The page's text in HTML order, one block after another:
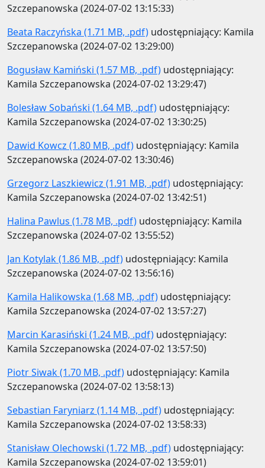
Szczepanowska (2024-07-02 13:15:33)
Beata Raczyńska (1.71 MB, .pdf) udostępniający: Kamila
Szczepanowska (2024-07-02 13:29:00)
Bogusław Kamiński (1.57 MB, .pdf) udostępniający:
Kamila Szczepanowska (2024-07-02 13:29:47)
Bolesław Sobański (1.64 MB, .pdf) udostępniający:
Kamila Szczepanowska (2024-07-02 13:30:25)
Dawid Kowcz (1.80 MB, .pdf) udostępniający: Kamila
Szczepanowska (2024-07-02 13:30:46)
Grzegorz Laszkiewicz (1.91 MB, .pdf) udostępniający:
Kamila Szczepanowska (2024-07-02 13:42:51)
Halina Pawlus (1.78 MB, .pdf) udostępniający: Kamila
Szczepanowska (2024-07-02 13:55:52)
Jan Kotylak (1.86 MB, .pdf) udostępniający: Kamila
Szczepanowska (2024-07-02 13:56:16)
Kamila Halikowska (1.68 MB, .pdf) udostępniający:
Kamila Szczepanowska (2024-07-02 13:57:27)
Marcin Karasiński (1.24 MB, .pdf) udostępniający:
Kamila Szczepanowska (2024-07-02 13:57:50)
Piotr Siwak (1.70 MB, .pdf) udostępniający: Kamila
Szczepanowska (2024-07-02 13:58:13)
Sebastian Faryniarz (1.14 MB, .pdf) udostępniający:
Kamila Szczepanowska (2024-07-02 13:58:33)
Stanisław Olechowski (1.72 MB, .pdf) udostępniający:
Kamila Szczepanowska (2024-07-02 13:59:01)